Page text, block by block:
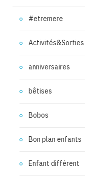
#etremere
Activités&Sorties
anniversaires
bêtises
Bobos
Bon plan enfants
Enfant différent